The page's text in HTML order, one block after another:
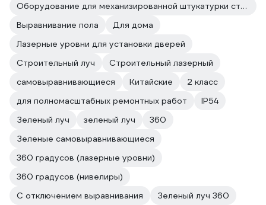
Оборудование для механизированной штукатурки стен
Выравнивание пола
Для дома
Лазерные уровни для установки дверей
Строительный луч
Строительный лазерный
самовыравнивающиеся
Китайские
2 класс
для полномасштабных ремонтных работ
IP54
Зеленый луч
зеленый луч
360
Зеленые самовыравнивающиеся
360 градусов (лазерные уровни)
360 градусов (нивелиры)
С отключением выравнивания
Зеленый луч 360